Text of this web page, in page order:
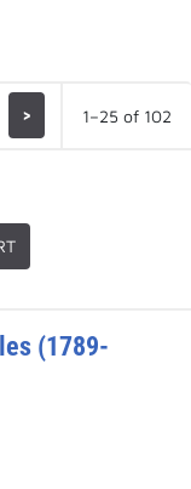
> 1–25 of 102
(1789-